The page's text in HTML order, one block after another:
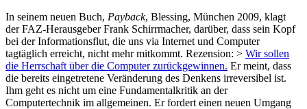
In seinem neuen Buch, Payback, Blessing, München 2009, klagt
der FAZ-Herausgeber Frank Schirrmacher, darüber, dass sein Kopf
bei der Informationsflut, die uns via Internet und Computer
tagtäglich erreicht, nicht mehr mitkommt. Rezension: > Wir sollen
die Herrschaft über die Computer zurückgewinnen. Er meint, dass
die bereits eingetretene Veränderung des Denkens irreversibel ist.
Ihm geht es nicht um eine Fundamentalkritik an der
Computertechnik im allgemeinen. Er fordert einen neuen Umgang